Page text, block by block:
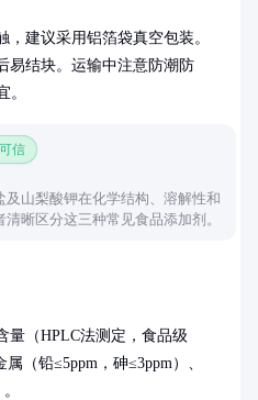
建议采用铝箔袋真空包装。
易结块。运输中注意防潮防
。
信
山梨酸钾在化学结构、溶解性和
晰区分这三种常见食品添加剂。
量（HPLC法测定，食品级
（铅≤5ppm，砷≤3ppm）、